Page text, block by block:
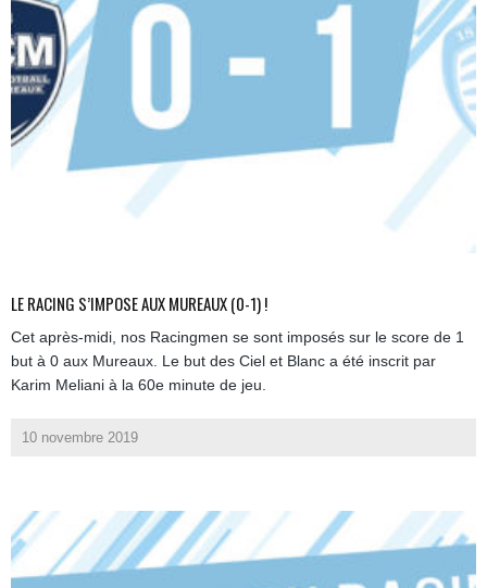
LE RACING S’IMPOSE AUX MUREAUX (0-1) !
Cet après-midi, nos Racingmen se sont imposés sur le score de 1
but à 0 aux Mureaux. Le but des Ciel et Blanc a été inscrit par
Karim Meliani à la 60e minute de jeu.
10 novembre 2019